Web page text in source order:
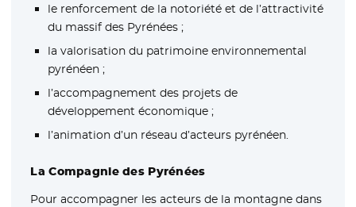
le renforcement de la notoriété et de l’attractivité
du massif des Pyrénées ;
la valorisation du patrimoine environnemental
pyrénéen ;
l’accompagnement des projets de
développement économique ;
l’animation d’un réseau d’acteurs pyrénéen.
La Compagnie des Pyrénées
Pour accompagner les acteurs de la montagne dans